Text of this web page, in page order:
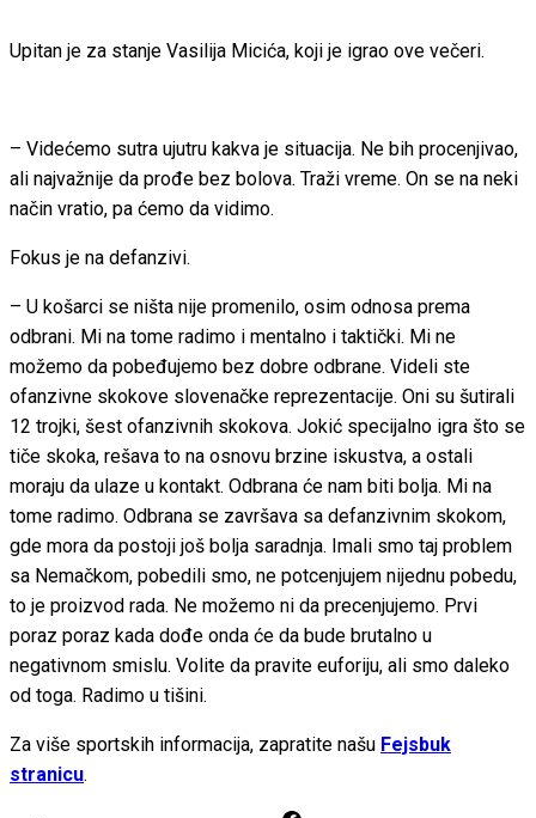
Upitan je za stanje Vasilija Micića, koji je igrao ove večeri.
– Videćemo sutra ujutru kakva je situacija. Ne bih procenjivao,
ali najvažnije da prođe bez bolova. Traži vreme. On se na neki
način vratio, pa ćemo da vidimo.
Fokus je na defanzivi.
– U košarci se ništa nije promenilo, osim odnosa prema
odbrani. Mi na tome radimo i mentalno i taktički. Mi ne
možemo da pobeđujemo bez dobre odbrane. Videli ste
ofanzivne skokove slovenačke reprezentacije. Oni su šutirali
12 trojki, šest ofanzivnih skokova. Jokić specijalno igra što se
tiče skoka, rešava to na osnovu brzine iskustva, a ostali
moraju da ulaze u kontakt. Odbrana će nam biti bolja. Mi na
tome radimo. Odbrana se završava sa defanzivnim skokom,
gde mora da postoji još bolja saradnja. Imali smo taj problem
sa Nemačkom, pobedili smo, ne potcenjujem nijednu pobedu,
to je proizvod rada. Ne možemo ni da precenjujemo. Prvi
poraz poraz kada dođe onda će da bude brutalno u
negativnom smislu. Volite da pravite euforiju, ali smo daleko
od toga. Radimo u tišini.
Za više sportskih informacija, zapratite našu Fejsbuk
stranicu.